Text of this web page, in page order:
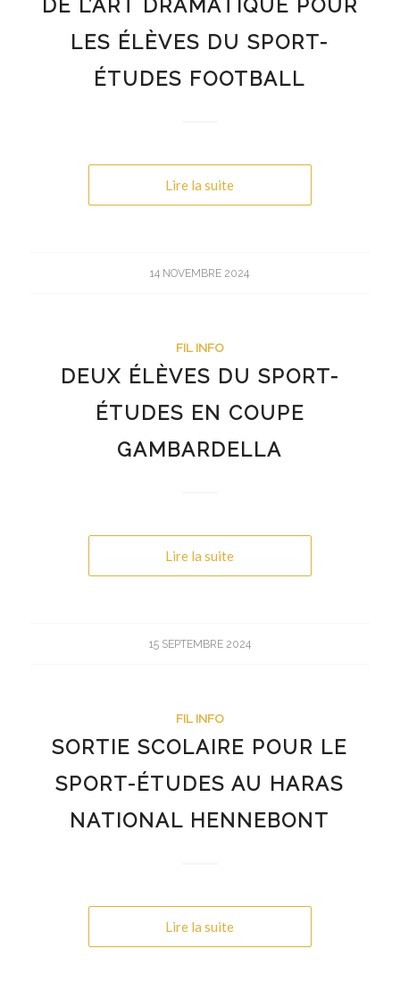
DE L’ART DRAMATIQUE POUR
LES ÉLÈVES DU SPORT-
ÉTUDES FOOTBALL
Lire la suite
14 NOVEMBRE 2024
FIL INFO
DEUX ÉLÈVES DU SPORT-
ÉTUDES EN COUPE
GAMBARDELLA
Lire la suite
15 SEPTEMBRE 2024
FIL INFO
SORTIE SCOLAIRE POUR LE
SPORT-ÉTUDES AU HARAS
NATIONAL HENNEBONT
Lire la suite